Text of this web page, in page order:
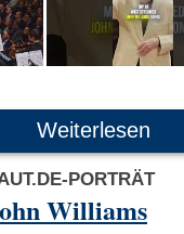
Weiterlesen
PORTRÄT
Williams